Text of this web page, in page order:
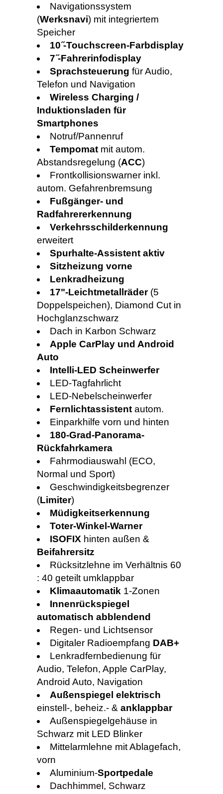
Navigationssystem
(Werksnavi) mit integriertem
Speicher
10 ̋-Touchscreen-Farbdisplay
7 ̋-Fahrerinfodisplay
Sprachsteuerungfür Audio,
Telefon und Navigation
Wireless Charging /
Induktionsladen für
Smartphones
Notruf/Pannenruf
Tempomat mit autom.
Abstandsregelung (ACC)
Frontkollisionswarner inkl.
autom. Gefahrenbremsung
Fußgänger- und
Radfahrererkennung
Verkehrsschilderkennung
erweitert
Spurhalte-Assistent aktiv
Sitzheizung vorne
Lenkradheizung
17"-Leichtmetallräder(5
Doppelspeichen), Diamond Cut in
Hochglanzschwarz
Dach in Karbon Schwarz
Apple CarPlay und Android
Auto
Intelli-LED Scheinwerfer
LED-Tagfahrlicht
LED-Nebelscheinwerfer
Fernlichtassistentautom.
Einparkhilfe vorn und hinten
180-Grad-Panorama-
Rückfahrkamera
Fahrmodiauswahl (ECO,
Normal und Sport)
Geschwindigkeitsbegrenzer
(Limiter)
Müdigkeitserkennung
Toter-Winkel-Warner
ISOFIX hinten außen &
Beifahrersitz
Rücksitzlehne im Verhältnis 60
: 40 geteilt umklappbar
Klimaautomatik 1-Zonen
Innenrückspiegel
automatisch abblendend
Regen- und Lichtsensor
Digitaler Radioempfang DAB+
Lenkradfernbedienung für
Audio, Telefon, Apple CarPlay,
Android Auto, Navigation
Außenspiegel elektrisch
einstell-, beheiz.- & anklappbar
Außenspiegelgehäuse in
Schwarz mit LED Blinker
Mittelarmlehne mit Ablagefach,
vorn
Aluminium-Sportpedale
Dachhimmel, Schwarz